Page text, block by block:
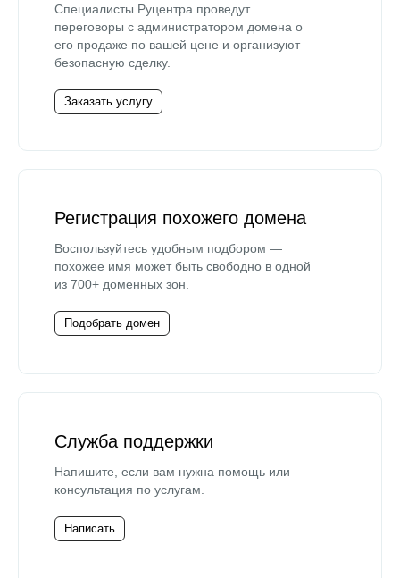
Специалисты Руцентра проведут
переговоры с администратором домена о
его продаже по вашей цене и организуют
безопасную сделку.
Заказать услугу
Регистрация похожего домена
Воспользуйтесь удобным подбором —
похожее имя может быть свободно в одной
из 700+ доменных зон.
Подобрать домен
Служба поддержки
Напишите, если вам нужна помощь или
консультация по услугам.
Написать